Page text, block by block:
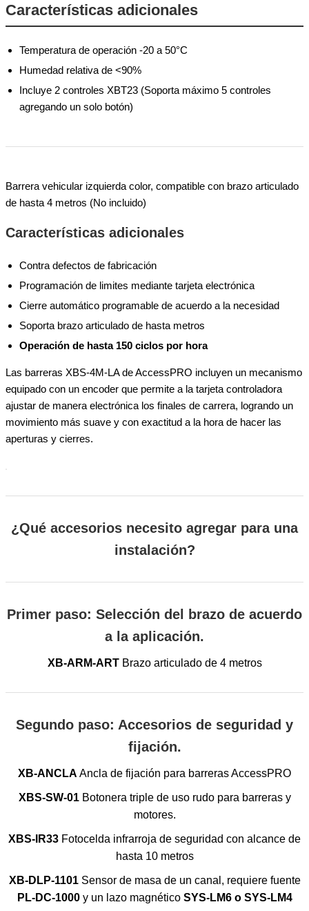
Características adicionales
Temperatura de operación -20 a 50°C
Humedad relativa de <90%
Incluye 2 controles XBT23 (Soporta máximo 5 controles
agregando un solo botón)
Barrera vehicular izquierda color, compatible con brazo articulado
de hasta 4 metros (No incluido)
Características adicionales
Contra defectos de fabricación
Programación de limites mediante tarjeta electrónica
Cierre automático programable de acuerdo a la necesidad
Soporta brazo articulado de hasta metros
Operación de hasta 150 ciclos por hora
Las barreras XBS-4M-LA de AccessPRO incluyen un mecanismo
equipado con un encoder que permite a la tarjeta controladora
ajustar de manera electrónica los finales de carrera, logrando un
movimiento más suave y con exactitud a la hora de hacer las
aperturas y cierres.
¿Qué accesorios necesito agregar para una
instalación?
Primer paso: Selección del brazo de acuerdo
a la aplicación.
XB-ARM-ARTBrazo articulado de 4 metros
Segundo paso: Accesorios de seguridad y
fijación.
XB-ANCLA Ancla de fijación para barreras AccessPRO
XBS-SW-01Botonera triple de uso rudo para barreras y
motores.
XBS-IR33 Fotocelda infrarroja de seguridad con alcance de
hasta 10 metros
XB-DLP-1101Sensor de masa de un canal, requiere fuente
PL-DC-1000y un lazo magnético SYS-LM6 o SYS-LM4